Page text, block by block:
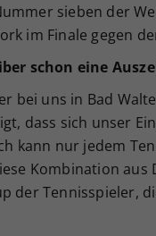
sieben der
im Finale gegen
schon eine
bei uns in Bad
dass sich unser
kann nur jedem
Kombination aus
der Tennisspieler,